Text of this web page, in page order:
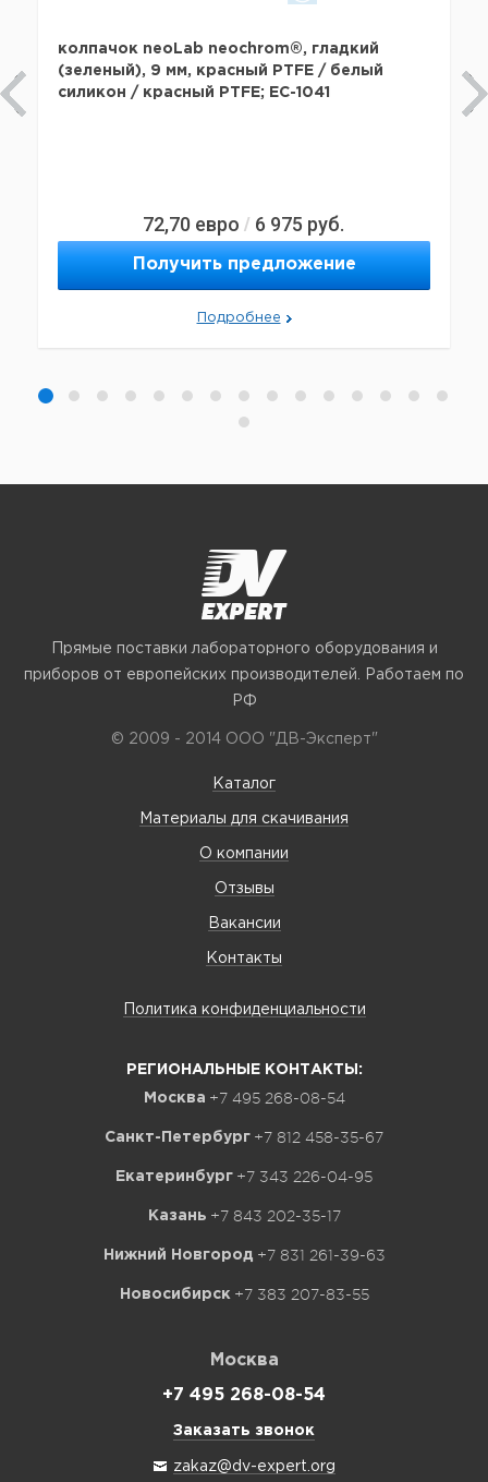
колпачок neoLab neochrom®, гладкий
(зеленый), 9 мм, красный PTFE / белый
силикон / красный PTFE; EC-1041
72,70 евро / 6 975 руб.
Получить предложение
Подробнее
Прямые поставки лабораторного оборудования и
приборов от европейских производителей. Работаем по
РФ
© 2009 - 2014 ООО "ДВ-Эксперт"
Каталог
Материалы для скачивания
О компании
Отзывы
Вакансии
Контакты
Политика конфиденциальности
РЕГИОНАЛЬНЫЕ КОНТАКТЫ:
Москва +7 495 268-08-54
Санкт-Петербург +7 812 458-35-67
Екатеринбург +7 343 226-04-95
Казань +7 843 202-35-17
Нижний Новгород +7 831 261-39-63
Новосибирск +7 383 207-83-55
Москва
+7 495 268-08-54
Заказать звонок
zakaz@dv-expert.org